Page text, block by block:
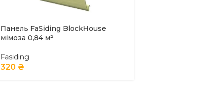
Панель FaSiding BlockHouse
мімоза 0,84 м²
Fasiding
320 ₴